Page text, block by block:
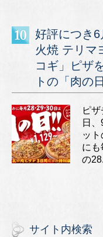
好評につき
火焼 テリマ
コギ」ピザ
トの「肉の
ピ
日
ッ
にも
の
サイト内検索